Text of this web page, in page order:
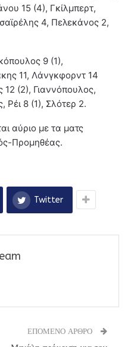
15 (4), Γκίλμπερτ,
4, Πελεκάνος 2,
9 (1),
11, Λάνγκφορντ 14
12 (2), Γιαννόπουλος,
Ρέι 8 (1), Σλότερ 2.
αύριο με τα ματς
Προμηθέας.
Twitter
ΕΠΟΜΕΝΟ ΑΡΘΡΟ